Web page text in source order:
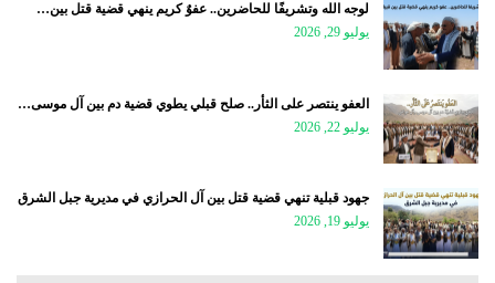
لوجه الله وتشريفًا للحاضرين.. عفوٌ كريم ينهي قضية قتل بين…
يوليو 29, 2026
العفو ينتصر على الثأر.. صلح قبلي يطوي قضية دم بين آل موسى…
يوليو 22, 2026
جهود قبلية تنهي قضية قتل بين آل الحرازي في مديرية جبل الشرق
يوليو 19, 2026